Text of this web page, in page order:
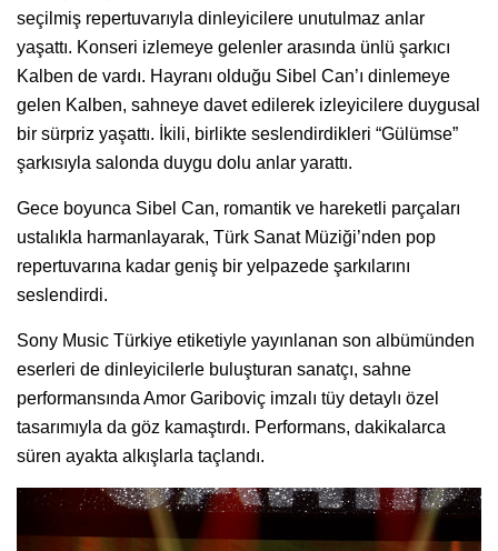
seçilmiş repertuvarıyla dinleyicilere unutulmaz anlar
yaşattı. Konseri izlemeye gelenler arasında ünlü şarkıcı
Kalben de vardı. Hayranı olduğu Sibel Can’ı dinlemeye
gelen Kalben, sahneye davet edilerek izleyicilere duygusal
bir sürpriz yaşattı. İkili, birlikte seslendirdikleri “Gülümse”
şarkısıyla salonda duygu dolu anlar yarattı.
Gece boyunca Sibel Can, romantik ve hareketli parçaları
ustalıkla harmanlayarak, Türk Sanat Müziği’nden pop
repertuvarına kadar geniş bir yelpazede şarkılarını
seslendirdi.
Sony Music Türkiye etiketiyle yayınlanan son albümünden
eserleri de dinleyicilerle buluşturan sanatçı, sahne
performansında Amor Gariboviç imzalı tüy detaylı özel
tasarımıyla da göz kamaştırdı. Performans, dakikalarca
süren ayakta alkışlarla taçlandı.